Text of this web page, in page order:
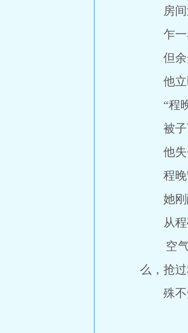
房间没
乍一看
但余光
他立即
“程晚
被子下
他失去
程晚宁
她刚醒
从程砚
空气钻
么，抢
殊不知